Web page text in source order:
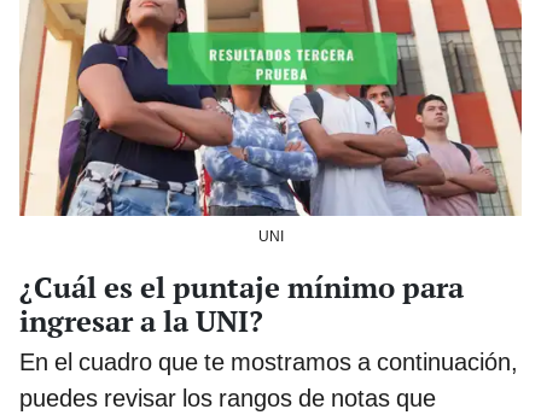
UNI
¿Cuál es el puntaje mínimo para
ingresar a la UNI?
En el cuadro que te mostramos a continuación,
puedes revisar los rangos de notas que